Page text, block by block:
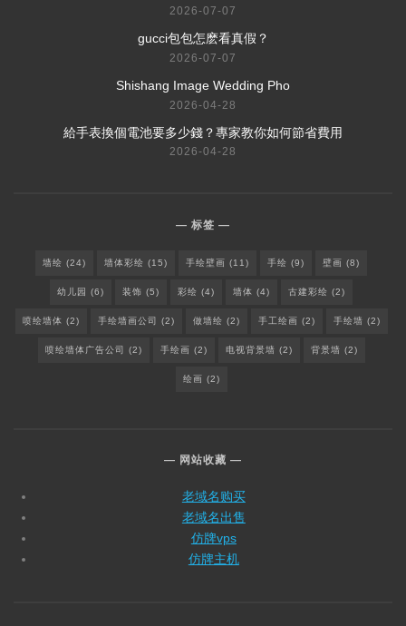
2026-07-07
​gucci包包怎麽看真假？
2026-07-07
Shishang Image Wedding Pho
2026-04-28
給手表換個電池要多少錢？專家教你如何節省費用
2026-04-28
标签
墙绘 (24) 墙体彩绘 (15) 手绘壁画 (11) 手绘 (9) 壁画 (8)
幼儿园 (6) 装饰 (5) 彩绘 (4) 墙体 (4) 古建彩绘 (2)
喷绘墙体 (2) 手绘墙画公司 (2) 做墙绘 (2) 手工绘画 (2) 手绘墙 (2)
喷绘墙体广告公司 (2) 手绘画 (2) 电视背景墙 (2) 背景墙 (2)
绘画 (2)
网站收藏
老域名购买
老域名出售
仿牌vps
仿牌主机